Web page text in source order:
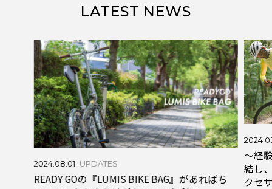
LATEST NEWS
2024.03.19 UPDATES
結し、より良いサイクルライフを提案するア
クセサリーブランド『READY GO』